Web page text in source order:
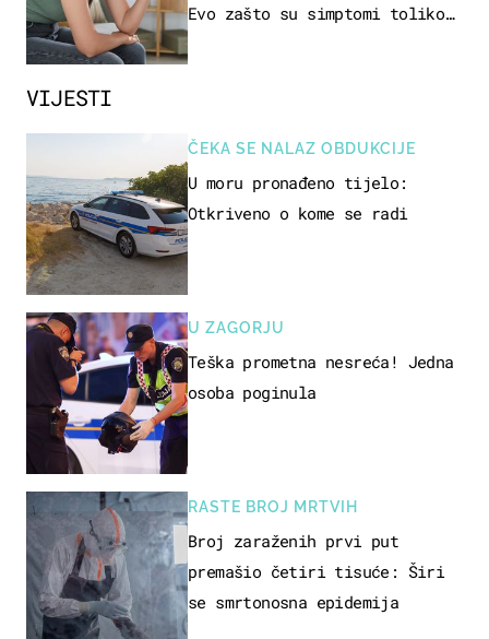
VIJESTI
ČEKA SE NALAZ OBDUKCIJE
U moru pronađeno tijelo:
Otkriveno o kome se radi
U ZAGORJU
Teška prometna nesreća! Jedna
osoba poginula
RASTE BROJ MRTVIH
Broj zaraženih prvi put
premašio četiri tisuće: Širi
se smrtonosna epidemija
Evo zašto su simptomi toliko